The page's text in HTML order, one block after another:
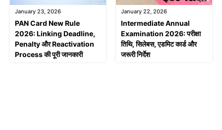
January 23, 2026
PAN Card New Rule
2026: Linking Deadline,
Penalty और Reactivation
Process की पूरी जानकारी
January 22, 2026
Intermediate Annual
Examination 2026: परीक्षा
तिथि, सिलेबस, एडमिट कार्ड और
जरूरी निर्देश